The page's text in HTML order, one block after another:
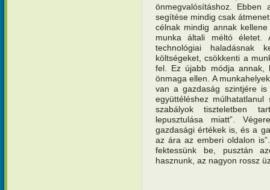
önmegvalósításhoz.
segítése mindig csak
célnak mindig annak
munka általi méltó életet.
technológiai haladásnak
költségeket, csökkenti a
fel. Ez újabb módja annak,
önmaga ellen. A
van a gazdaság szintjére
együttéléshez
szabályok tiszteletben
lepusztulása miatt”.
gazdasági értékek is, és a
az ára az emberi oldalon is”.
fektessünk be, pusztán
hasznunk, az nagyon rossz